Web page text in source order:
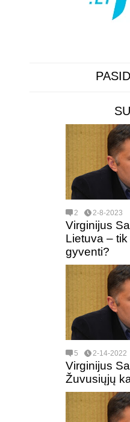
2 2-8-2023
Virginijus
Lietuva –
gyventi?
5 2-14-2022
Virginijus
Žuvusiųjų